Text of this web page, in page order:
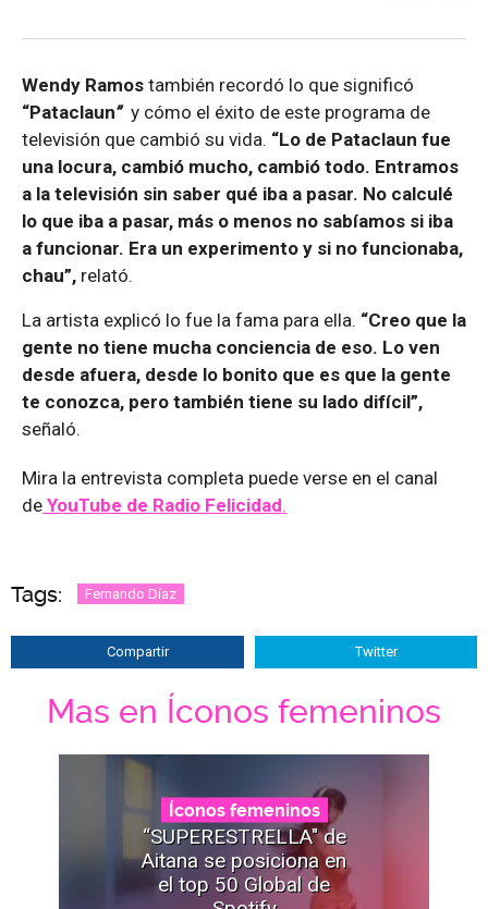
Wendy Ramos también recordó lo que significó
“Pataclaun” y cómo el éxito de este programa de
televisión que cambió su vida. “Lo de Pataclaun fue
una locura, cambió mucho, cambió todo. Entramos
a la televisión sin saber qué iba a pasar. No calculé
lo que iba a pasar, más o menos no sabíamos si iba
a funcionar. Era un experimento y si no funcionaba,
chau”, relató.
La artista explicó lo fue la fama para ella. “Creo que la
gente no tiene mucha conciencia de eso. Lo ven
desde afuera, desde lo bonito que es que la gente
te conozca, pero también tiene su lado difícil”,
señaló.
Mira la entrevista completa puede verse en el canal
de YouTube de Radio Felicidad.
Tags: Fernando Díaz
Compartir Twitter
Mas en Íconos femeninos
Íconos femeninos
“SUPERESTRELLA" de
Aitana se posiciona en
el top 50 Global de